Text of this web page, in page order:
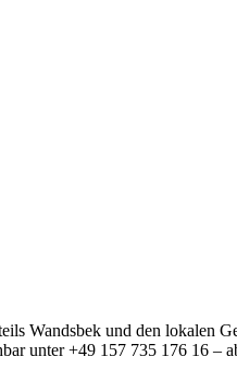
Wandsbek und den lokalen
unter +49 157 735 176 16 –